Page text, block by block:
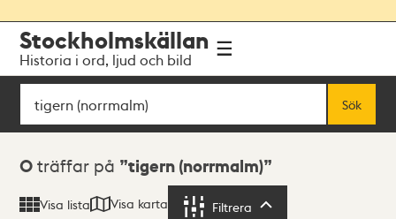
navigationen
huvudinnehållet
Stockholmskällan
Historia i ord, ljud och bild
Sök
Sök
Sökresultat
0 träffar på tigern (norrmalm)
Visa lista Visa karta Filtrera